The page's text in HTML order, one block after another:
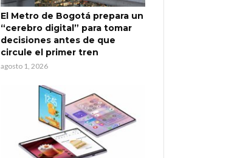
El Metro de Bogotá prepara un
“cerebro digital” para tomar
decisiones antes de que
circule el primer tren
agosto 1, 2026